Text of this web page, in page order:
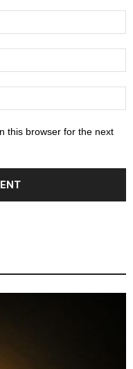
this browser for the next